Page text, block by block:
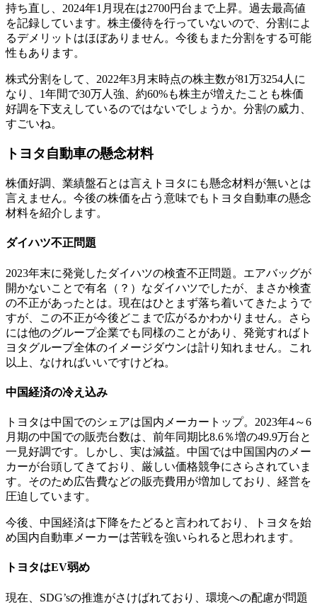
持ち直し、2024年1月現在は2700円台まで上昇。過去最高値
を記録しています。株主優待を行っていないので、分割によ
るデメリットはほぼありません。今後もまた分割をする可能
性もあります。
株式分割をして、2022年3月末時点の株主数が81万3254人に
なり、1年間で30万人強、約60%も株主が増えたことも株価
好調を下支えしているのではないでしょうか。分割の威力、
すごいね。
トヨタ自動車の懸念材料
株価好調、業績盤石とは言えトヨタにも懸念材料が無いとは
言えません。今後の株価を占う意味でもトヨタ自動車の懸念
材料を紹介します。
ダイハツ不正問題
2023年末に発覚したダイハツの検査不正問題。エアバッグが
開かないことで有名（？）なダイハツでしたが、まさか検査
の不正があったとは。現在はひとまず落ち着いてきたようで
すが、この不正が今後どこまで広がるかわかりません。さら
には他のグループ企業でも同様のことがあり、発覚すればト
ヨタグループ全体のイメージダウンは計り知れません。これ
以上、なければいいですけどね。
中国経済の冷え込み
トヨタは中国でのシェアは国内メーカートップ。2023年4～6
月期の中国での販売台数は、前年同期比8.6％増の49.9万台と
一見好調です。しかし、実は減益。中国では中国国内のメー
カーが台頭してきており、厳しい価格競争にさらされていま
す。そのため広告費などの販売費用が増加しており、経営を
圧迫しています。
今後、中国経済は下降をたどると言われており、トヨタを始
め国内自動車メーカーは苦戦を強いられると思われます。
トヨタはEV弱め
現在、SDG’sの推進がさけばれており、環境への配慮が問題